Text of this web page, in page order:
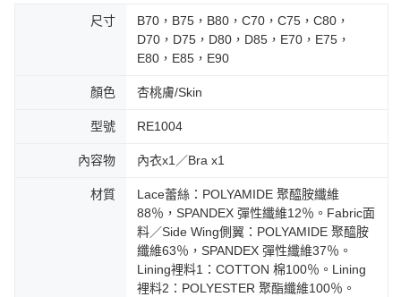
尺寸
B70，B75，B80，C70，C75，C80，
D70，D75，D80，D85，E70，E75，
E80，E85，E90
顏色 杏桃膚/Skin
型號 RE1004
內容物 內衣x1／Bra x1
材質
Lace蕾絲：POLYAMIDE 聚醯胺纖維
88％，SPANDEX 彈性纖維12％。Fabric面
料／Side Wing側翼：POLYAMIDE 聚醯胺
纖維63％，SPANDEX 彈性纖維37％。
Lining裡料1：COTTON 棉100％。Lining
裡料2：POLYESTER 聚酯纖維100％。